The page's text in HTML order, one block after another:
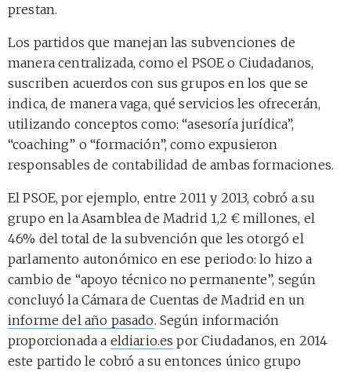
prestan.
Los partidos que manejan las subvenciones de
manera centralizada, como el PSOE o Ciudadanos,
suscriben acuerdos con sus grupos en los que se
indica, de manera vaga, qué servicios les ofrecerán,
utilizando conceptos como: “asesoría jurídica”,
“coaching” o “formación”, como expusieron
responsables de contabilidad de ambas formaciones.
El PSOE, por ejemplo, entre 2011 y 2013, cobró a su
grupo en la Asamblea de Madrid 1,2 € millones, el
46% del total de la subvención que les otorgó el
parlamento autonómico en ese periodo: lo hizo a
cambio de “apoyo técnico no permanente”, según
concluyó la Cámara de Cuentas de Madrid en un
informe del año pasado. Según información
proporcionada a eldiario.es por Ciudadanos, en 2014
este partido le cobró a su entonces único grupo